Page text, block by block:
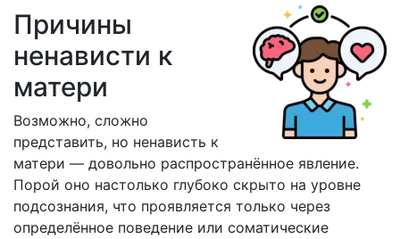
Причины
ненависти к
матери
Возможно, сложно
представить, но ненависть к
матери — довольно распространённое явление.
Порой оно настолько глубоко скрыто на уровне
подсознания, что проявляется только через
определённое поведение или соматические